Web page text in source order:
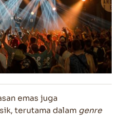
emas juga
terutama dalam genre